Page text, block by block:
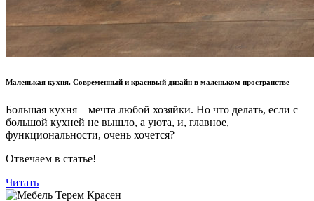
Маленькая кухня. Современный и красивый дизайн в маленьком пространстве
Большая кухня – мечта любой хозяйки. Но что делать, если с
большой кухней не вышло, а уюта, и, главное,
функциональности, очень хочется?
Отвечаем в статье!
Читать